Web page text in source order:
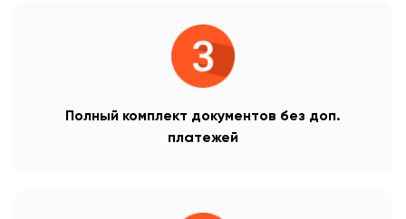
Полный комплект документов без доп.
платежей